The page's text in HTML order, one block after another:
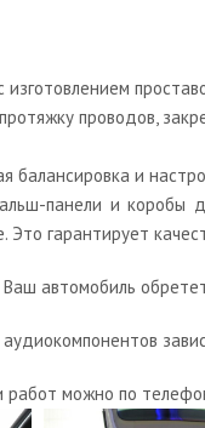
проводов,
балансировка и
панели и коробы
Это гарантирует
автомобиль
работ можно по